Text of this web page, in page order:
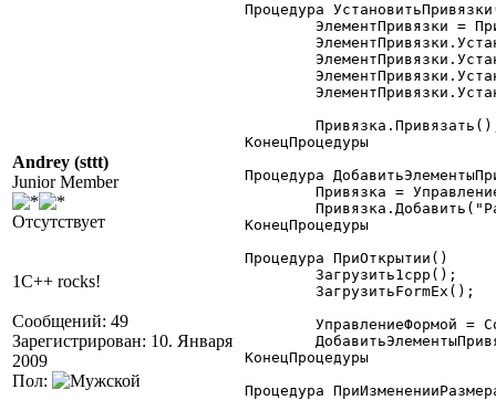
Andrey (sttt)
Junior Member
Отсутствует
1C++ rocks!
Сообщений: 49
Зарегистрирован: 10. Января
2009
Пол:
Процедура
КонецПроцедуры
Процедура
КонецПроцедуры
Процедура ПриОткрытии()
Загрузить1cpp();
ЗагрузитьFormEx();
КонецПроцедуры
Процедура